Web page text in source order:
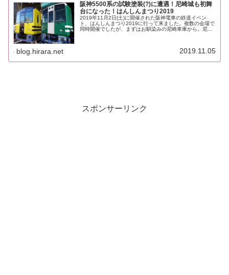
阪神5500系の試験塗装(?)に遭遇！尼崎城も初舞
台になった！はんしんまつり2019
2019年11月2日(土)に開催された阪神電車の鉄道イベン
ト、はんしんまつり2019に行って来ました。複数の会場で
同時開催でしたが、まずはお馴染みの尼崎車庫から。尼崎
blog.hirara.net 2019.11.05
スポンサーリンク